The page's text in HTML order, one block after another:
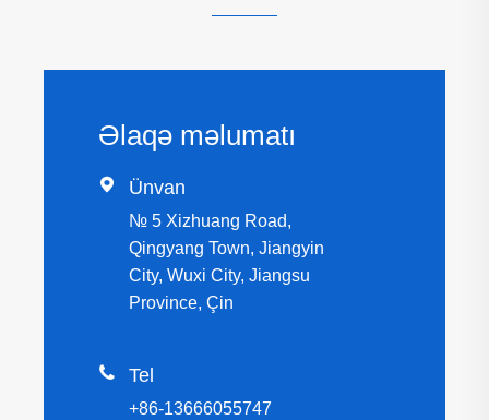
Əlaqə məlumatı
 Ünvan
№ 5 Xizhuang Road,
Qingyang Town, Jiangyin
City, Wuxi City, Jiangsu
Province, Çin
 Tel
+86-13666055747